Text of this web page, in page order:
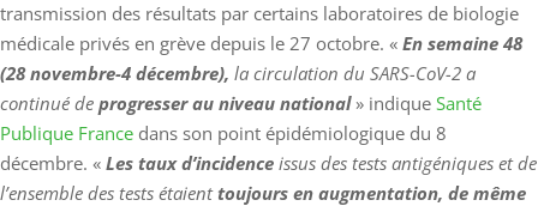
transmission des résultats par certains laboratoires de biologie
médicale privés en grève depuis le 27 octobre. « En semaine 48
(28 novembre-4 décembre), la circulation du SARS-CoV-2 a
continué de progresser au niveau national» indique Santé
Publique France dans son point épidémiologique du 8
décembre. « Les taux d’incidence issus des tests antigéniques et de
l’ensemble des tests étaienttoujours en augmentation, de même